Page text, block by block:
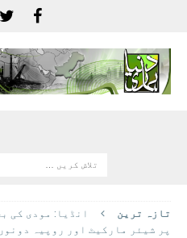
تازہ ترين
انڈیا: مودی کی
پر شیئر مارکیٹ اور روپیہ